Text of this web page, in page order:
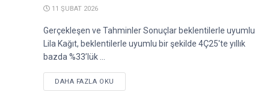
11 ŞUBAT 2026
Gerçekleşen ve Tahminler Sonuçlar beklentilerle uyumlu.
Lila Kağıt, beklentilerle uyumlu bir şekilde 4Ç25'te yıllık
bazda %33’lük ...
DAHA FAZLA OKU